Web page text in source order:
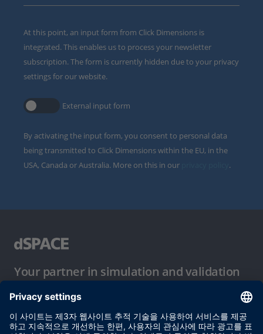
At this point, an input form from Click Dimensions is
integrated. This enables us to process your newsletter
subscription. The form is currently hidden due to your privacy
settings for our website.
External input form
By activating the input form, you consent to personal data
being transmitted to Click Dimensions within the EU, in the
USA, Canada or Australia. More on this in our
.
Your partner in simulation and validation
이용 약관